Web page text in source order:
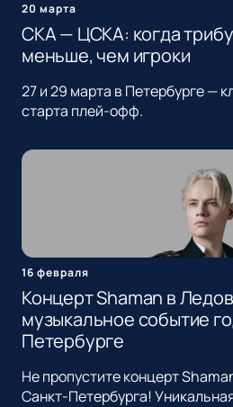
20 марта
СКА — ЦСКА: когда
меньше, чем игроки
27 и 29 марта в Петербурге —
старта плей-офф.
16 февраля
Концерт Shaman в
музыкальное событие
Петербурге
Не пропустите концерт
Санкт-Петербурга!